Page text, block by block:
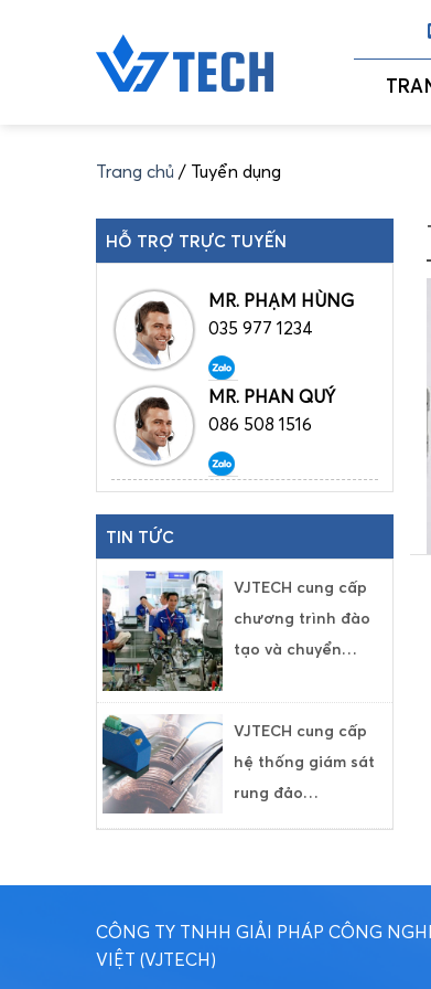
Trang chủ / Tuyển dụng
HỖ TRỢ TRỰC TUYẾN
MR. PHẠM HÙNG
035 977 1234
MR. PHAN QUÝ
086 508 1516
TIN TỨC
VJTECH cung cấp
chương trình đào
tạo và chuyển…
VJTECH cung cấp
hệ thống giám sát
rung đảo…
CÔNG TY TNHH GIẢI PHÁP CÔNG
VIỆT (VJTECH)